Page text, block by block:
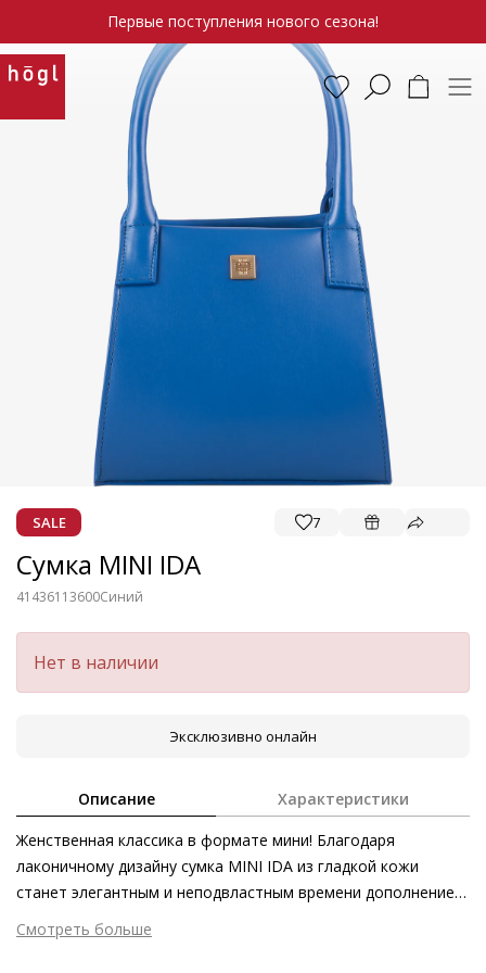
Первые поступления нового сезона!
SALE 7
Сумка MINI IDA
41436113600Синий
Нет в наличии
Эксклюзивно онлайн
Описание Характеристики
Женственная классика в формате мини! Благодаря
лаконичному дизайну сумка MINI IDA из гладкой кожи
станет элегантным и неподвластным времени дополнением
к вашим нарядам. Миниатюрный аксессуар с ручкой
очаровательно подчёркивает женственность свободных
Смотреть больше